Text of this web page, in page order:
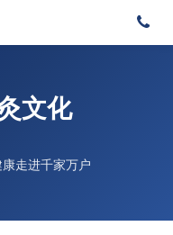
文化
走进千家万户